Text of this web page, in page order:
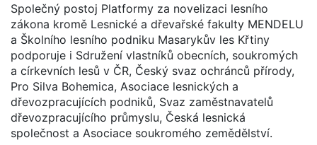
Společný postoj Platformy za novelizaci lesního
zákona kromě Lesnické a dřevařské fakulty MENDELU
a Školního lesního podniku Masarykův les Křtiny
podporuje i Sdružení vlastníků obecních, soukromých
a církevních lesů v ČR, Český svaz ochránců přírody,
Pro Silva Bohemica, Asociace lesnických a
dřevozpracujících podniků, Svaz zaměstnavatelů
dřevozpracujícího průmyslu, Česká lesnická
společnost a Asociace soukromého zemědělství.